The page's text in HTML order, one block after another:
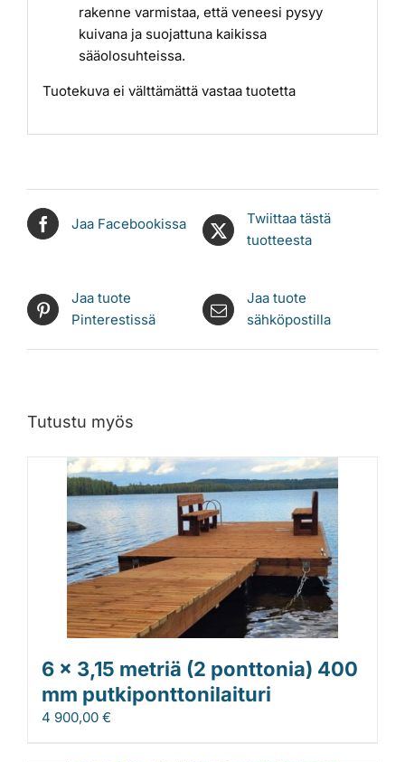
rakenne varmistaa, että veneesi pysyy
kuivana ja suojattuna kaikissa
sääolosuhteissa.
Tuotekuva ei välttämättä vastaa tuotetta
Jaa Facebookissa
Twiittaa tästä
tuotteesta
Jaa tuote
Pinterestissä
Jaa tuote
sähköpostilla
Tutustu myös
6 x 3,15 metriä (2 ponttonia) 400
mm putkiponttonilaituri
4 900,00 €